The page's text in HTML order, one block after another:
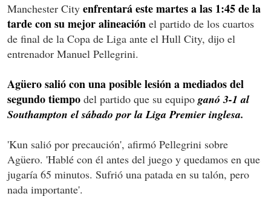
Manchester City enfrentará este martes a las 1:45 de la
tarde con su mejor alineación el partido de los cuartos
de final de la Copa de Liga ante el Hull City, dijo el
entrenador Manuel Pellegrini.
Agüero salió con una posible lesión a mediados del
segundo tiempo del partido que su equipo ganó 3-1 al
Southampton el sábado por la Liga Premier inglesa.
'Kun salió por precaución', afirmó Pellegrini sobre
Agüero. 'Hablé con él antes del juego y quedamos en que
jugaría 65 minutos. Sufrió una patada en su talón, pero
nada importante'.